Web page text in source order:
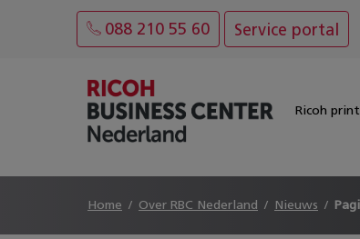
088 210 55 60 Service portal
Ricoh
Home Over RBC Nederland Nieuws